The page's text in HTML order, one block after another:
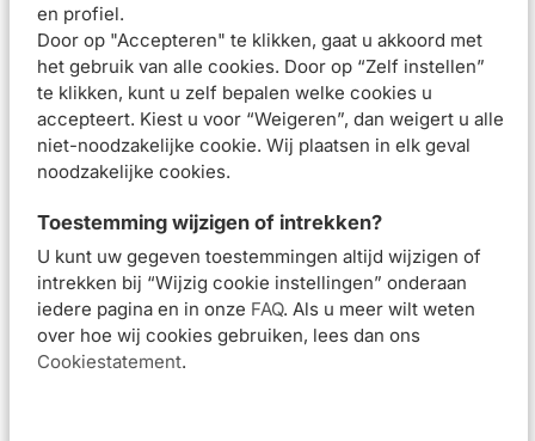
en profiel.
Door op "Accepteren" te klikken, gaat u akkoord met
het gebruik van alle cookies. Door op “Zelf instellen”
te klikken, kunt u zelf bepalen welke cookies u
accepteert. Kiest u voor “Weigeren”, dan weigert u alle
niet-noodzakelijke cookie. Wij plaatsen in elk geval
noodzakelijke cookies.
Toestemming wijzigen of intrekken?
U kunt uw gegeven toestemmingen altijd wijzigen of
intrekken bij “Wijzig cookie instellingen” onderaan
iedere pagina en in onze FAQ. Als u meer wilt weten
over hoe wij cookies gebruiken, lees dan ons
Cookiestatement.
La Roche-Posay
Anthelios UVMune
400 Zonnebrandcrème
SPF50+ Getint 50ml
€24,50€22,05
In winkelmand
La Roche-Posay
Anthelios Dry Touch
Matterende
Zonnebrandcrème
SPF50+ 50ml
€24,50
In winkelmand
La Roche-Posay